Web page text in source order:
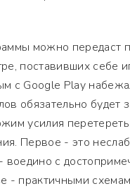
можно передаст
поставивших себе
с Google Play
обязательно будет
усилия
Первое - это
воедино с
- практичными